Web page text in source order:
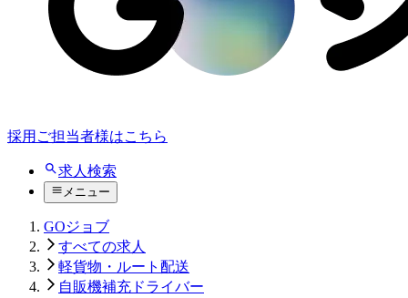
採用ご担当者様はこちら
求人検索
メニュー
GOジョブ
すべての求人
軽貨物・ルート配送
自販機補充ドライバー